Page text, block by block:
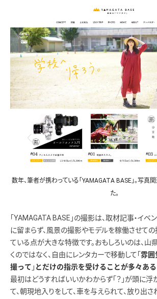
数年、筆者が携わっている「YAMAGATA BASE」。写真
た。
「YAMAGATA BASE」の撮影は、取材記事・イベ
に留まらず、風景の撮影やモデルを稼働させて
ている点が大きな特徴です。おもしろいのは、
くのではなく、自由にレンタカーで移動して「 雰囲
撮って 」 とだけの指示を受けることが多々ある
最初はどうすればいいかわからず「？」が頭に浮
て、朝現地入りをして、車を与えられて、放り出さ